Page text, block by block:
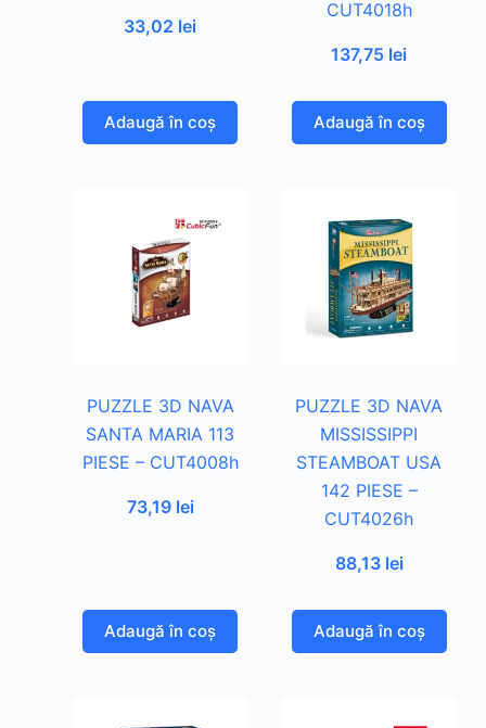
33,02 lei
Adaugă în coș
CUT4018h
137,75 lei
Adaugă în coș
PUZZLE 3D NAVA
SANTA MARIA 113
PIESE – CUT4008h
73,19 lei
Adaugă în coș
PUZZLE 3D NAVA
MISSISSIPPI
STEAMBOAT USA
142 PIESE –
CUT4026h
88,13 lei
Adaugă în coș